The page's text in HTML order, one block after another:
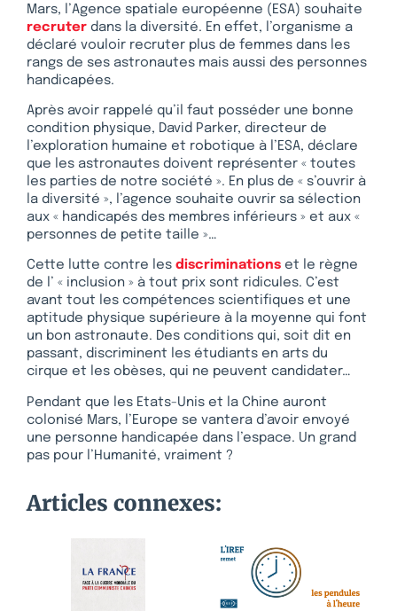
Mars, l’Agence spatiale européenne (ESA) souhaite
recruter dans la diversité. En effet, l’organisme a
déclaré vouloir recruter plus de femmes dans les
rangs de ses astronautes mais aussi des personnes
handicapées.
Après avoir rappelé qu’il faut posséder une bonne
condition physique, David Parker, directeur de
l’exploration humaine et robotique à l’ESA, déclare
que les astronautes doivent représenter « toutes
les parties de notre société ». En plus de « s’ouvrir à
la diversité », l’agence souhaite ouvrir sa sélection
aux « handicapés des membres inférieurs » et aux «
personnes de petite taille »…
Cette lutte contre les discriminations et le règne
de l’ « inclusion » à tout prix sont ridicules. C’est
avant tout les compétences scientifiques et une
aptitude physique supérieure à la moyenne qui font
un bon astronaute. Des conditions qui, soit dit en
passant, discriminent les étudiants en arts du
cirque et les obèses, qui ne peuvent candidater…
Pendant que les Etats-Unis et la Chine auront
colonisé Mars, l’Europe se vantera d’avoir envoyé
une personne handicapée dans l’espace. Un grand
pas pour l’Humanité, vraiment ?
Articles connexes: